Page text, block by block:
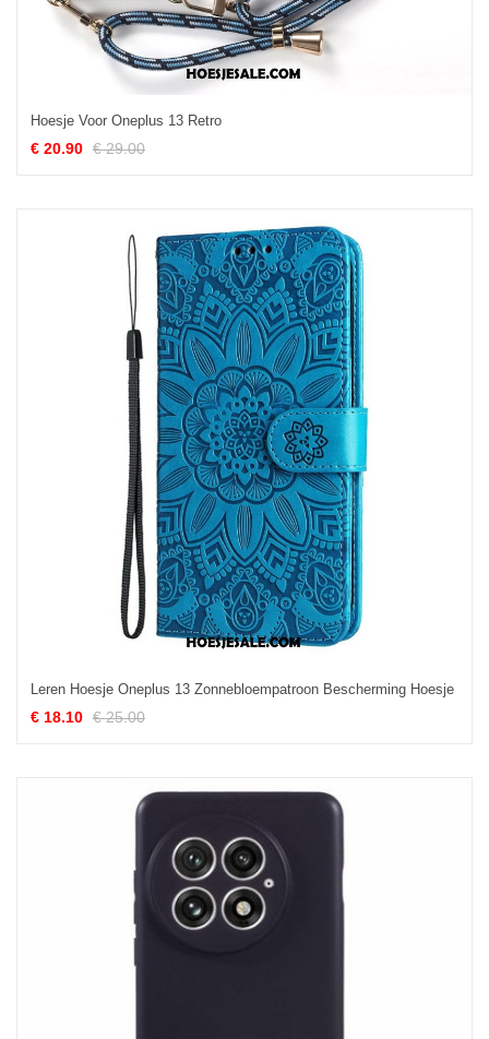
Hoesje Voor Oneplus 13 Retro
€ 20.90 € 29.00
Leren Hoesje Oneplus 13 Zonnebloempatroon Bescherming Hoesje
€ 18.10 € 25.00